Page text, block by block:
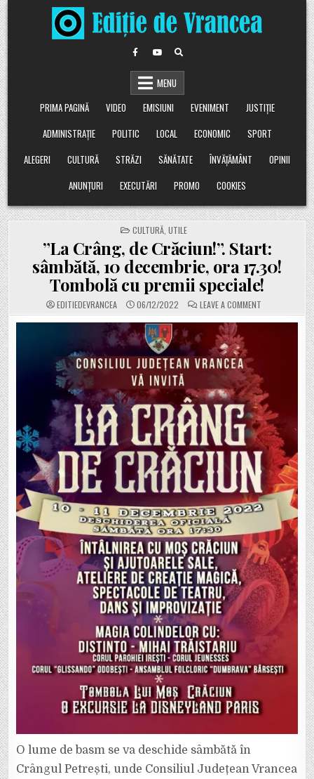
Skip
to
content
MENU
PRIMA PAGINĂ
VIDEO EMISIUNI EVENIMENT
JUSTIȚIE
ADMINISTRAȚIE
POLITIC LOCAL ECONOMIC
SPORT
ALEGERI
CULTURĂ STRĂZI SĂNĂTATE ÎNVĂȚĂMÂNT
OPINII
ANUNȚURI
EXECUTĂRI PROMO COOKIES
POSTED
IN
CULTURĂ, UTILE
”La Crâng, de Crăciun!”. Start:
sâmbătă, 10 decembrie, ora 17.30!
Tombolă cu premii speciale!
EDITIEDEVRANCEA 06/12/2022 LEAVE A COMMENTON
”LA
CRÂNG,
ORA
17.30!
TOMBOLĂ
CU
PREMII
SPECIALE!
O lume de basm se va deschide sâmbătă în
Crângul Petrești, unde Consiliul Județean Vrancea